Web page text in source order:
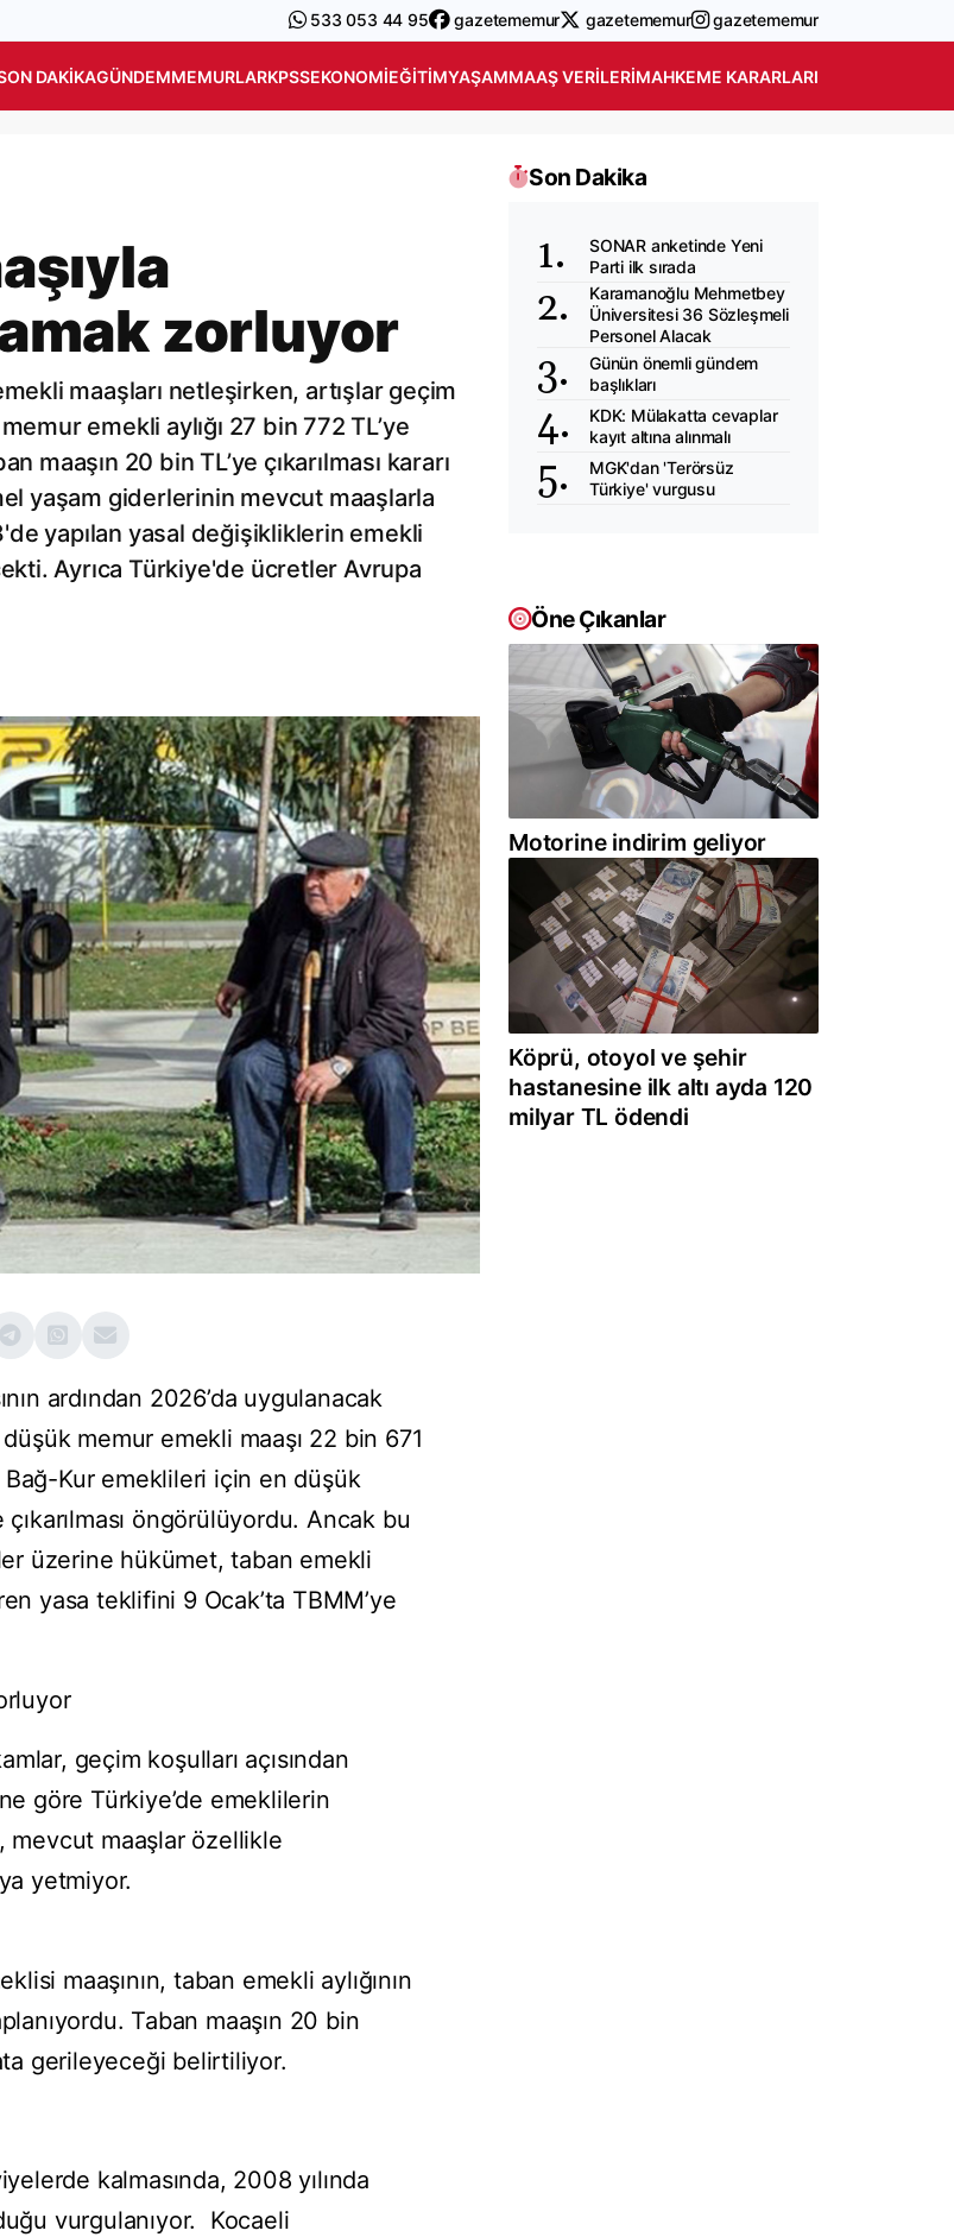
533 053 44 95 gazetememur gazetememur gazetememur
DAKIKAGÜNDEMMEMURLARKPSSEKONOMIEĞITIMYAŞAMMAAŞ VERILERIMAHKEME KARARLARI
zorluyor
maaşları netleşirken, artışlar geçim
emekli aylığı 27 bin 772 TL’ye
20 bin TL’ye çıkarılması kararı
yaşam giderlerinin mevcut maaşlarla
yapılan yasal değişikliklerin emekli
Ayrıca Türkiye'de ücretler Avrupa
ardından 2026’da uygulanacak
memur emekli maaşı 22 bin 671
Bağ-Kur emeklileri için en düşük
çıkarılması öngörülüyordu. Ancak bu
üzerine hükümet, taban emekli
yasa teklifini 9 Ocak’ta TBMM’ye
geçim koşulları açısından
göre Türkiye’de emeklilerin
mevcut maaşlar özellikle
yetmiyor.
maaşının, taban emekli aylığının
Taban maaşın 20 bin
gerileyeceği belirtiliyor.
kalmasında, 2008 yılında
vurgulanıyor. Kocaeli
Son Dakika
SONAR anketinde Yeni
Parti ilk sırada
Karamanoğlu Mehmetbey
Üniversitesi 36 Sözleşmeli
Personel Alacak
Günün önemli gündem
başlıkları
KDK: Mülakatta cevaplar
kayıt altına alınmalı
MGK'dan 'Terörsüz
Türkiye' vurgusu
Öne Çıkanlar
Motorine indirim geliyor
Köprü, otoyol ve şehir
hastanesine ilk altı ayda 120
milyar TL ödendi